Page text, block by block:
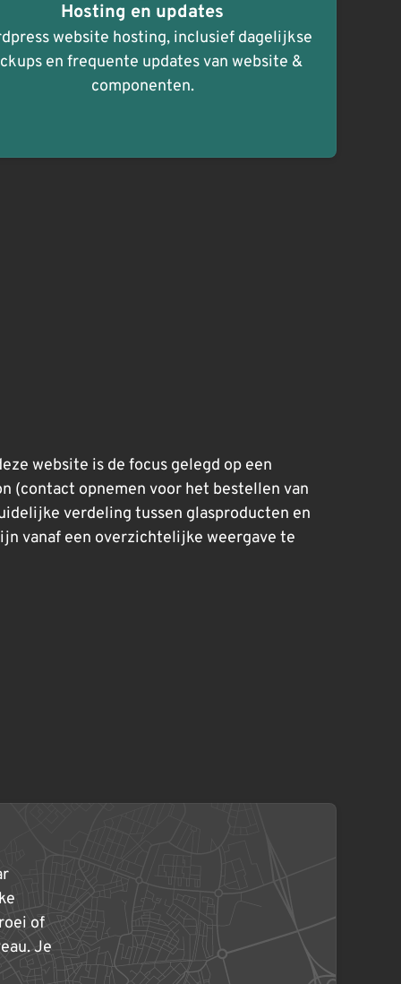
Hosting en updates
website hosting, inclusief dagelijkse
en frequente updates van website &
componenten.
website is de focus gelegd op een
(contact opnemen voor het bestellen van
verdeling tussen glasproducten en
vanaf een overzichtelijke weergave te
of
Je